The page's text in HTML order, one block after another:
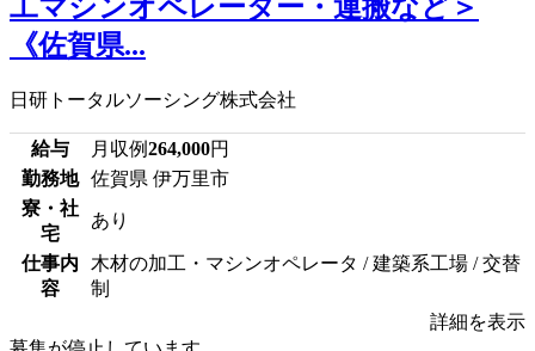
工マシンオペレーター・運搬など＞
《佐賀県...
日研トータルソーシング株式会社
給与 月収例264,000円
勤務地
佐賀県 伊万里市
寮・社
宅
あり
仕事内
容
木材の加工・マシンオペレータ / 建築系工場 / 交替
制
詳細を表示